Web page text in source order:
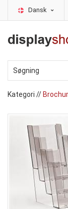
Dansk
Kategori //